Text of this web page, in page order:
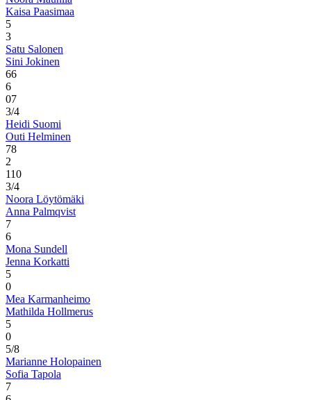
Kaisa Paasimaa
5
3
Satu Salonen
Sini Jokinen
66
6
07
3/4
Heidi Suomi
Outi Helminen
78
2
110
3/4
Noora Löytömäki
Anna Palmqvist
7
6
Mona Sundell
Jenna Korkatti
5
0
Mea Karmanheimo
Mathilda Hollmerus
5
0
5/8
Marianne Holopainen
Sofia Tapola
7